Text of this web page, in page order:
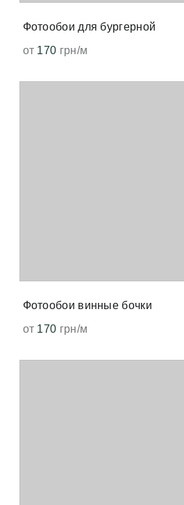
Фотообои для бургерной
от 170 грн/м
Фотообои винные бочки
от 170 грн/м